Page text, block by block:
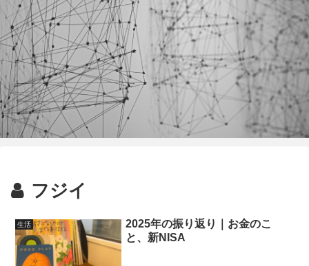
フジイ
生活
2025年の振り返り｜お金のこ
と、新NISA